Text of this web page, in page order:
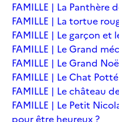
FAMILLE | La Panthère
FAMILLE | La tortue
FAMILLE | Le garçon et
FAMILLE | Le Grand
FAMILLE | Le Grand
FAMILLE | Le Chat
FAMILLE | Le château
FAMILLE | Le Petit
pour être heureux ?